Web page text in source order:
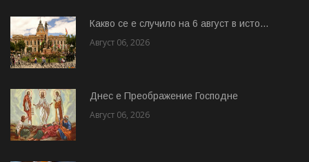
Какво се е случило на 6 август в исто...
Август 06, 2026
Днес е Преображение Господне
Август 06, 2026